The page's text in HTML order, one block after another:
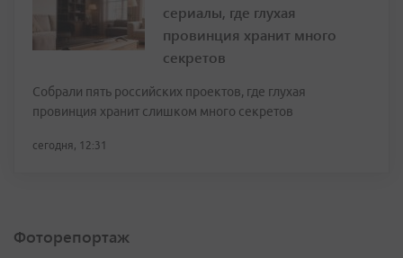
сериалы, где глухая
провинция хранит много
секретов
Собрали пять российских проектов, где глухая
провинция хранит слишком много секретов
сегодня, 12:31
Фоторепортаж